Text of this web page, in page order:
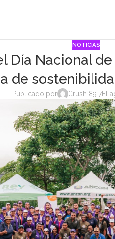
NOTICIAS
Día Nacional
de
Publicado por Crush 89.7El